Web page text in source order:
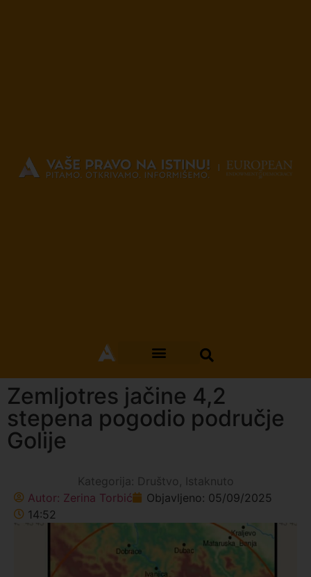
Zemljotres jačine 4,2
stepena pogodio područje
Golije
Kategorija: Društvo
Istaknuto
Autor: Zerina Torbić Objavljeno: 05/09/2025
14:52